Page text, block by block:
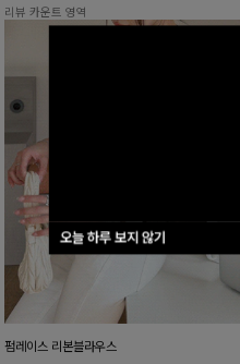
오늘 하루 보지 않기
리뷰 카운트 영역
펌레이스 리본블라우스